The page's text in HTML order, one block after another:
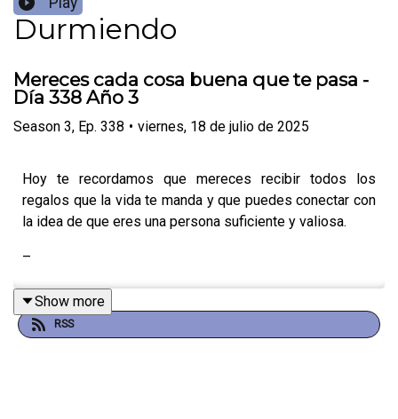
Durmiendo
Mereces cada cosa buena que te pasa -
Día 338 Año 3
Season 3, Ep. 338 • viernes, 18 de julio de 2025
Hoy te recordamos que mereces recibir todos los
regalos que la vida te manda y que puedes conectar con
la idea de que eres una persona suficiente y valiosa.
–
A lo largo de estos 3 años de Durmiendo Podcast,
Show more
RSS